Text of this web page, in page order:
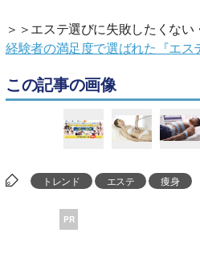
＞＞エステ選びに失敗したくない
経験者の満足度で選ばれた『エス
この記事の画像
トレンド エステ 痩身
PR